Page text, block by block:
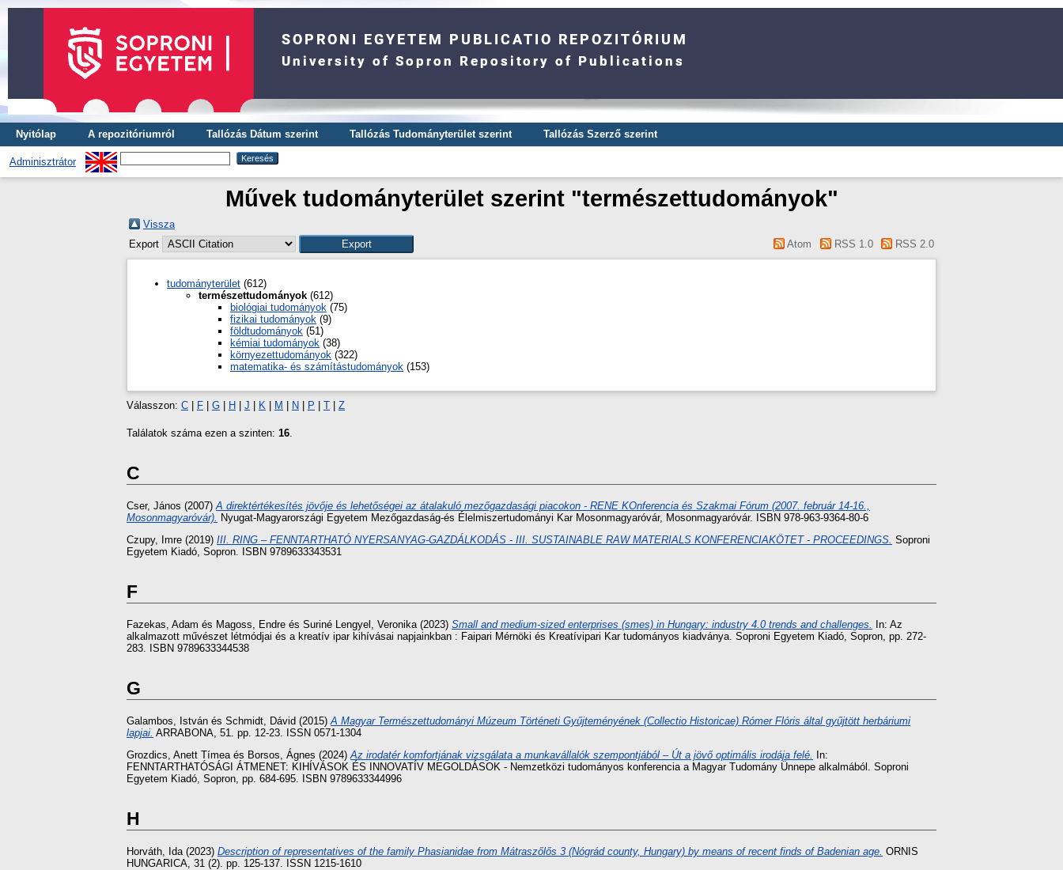
Nyitólap A repozitóriumról Tallózás Dátum szerint Tallózás Tudományterület szerint Tallózás Szerző szerint
Adminisztrátor
Művek tudományterület szerint "természettudományok"
Vissza
Export
Atom RSS 1.0 RSS 2.0
tudományterület (612)
természettudományok (612)
biológiai tudományok (75)
fizikai tudományok (9)
földtudományok (51)
kémiai tudományok (38)
környezettudományok (322)
matematika- és számítástudományok (153)
Válasszon: C | F | G | H | J | K | M | N | P | T | Z
Találatok száma ezen a szinten: 16
C
Cser, János (2007) A direktértékesítés jövője és lehetőségei az átalakuló mezőgazdasági piacokon - RENE KOnferencia és Szakmai Fórum (2007. február 14-16.,
Mosonmagyaróvár). Nyugat-Magyarországi Egyetem Mezőgazdaság-és Élelmiszertudományi Kar Mosonmagyaróvár, Mosonmagyaróvár. ISBN 978-963-9364-80-6
Czupy, Imre (2019) III. RING – FENNTARTHATÓ NYERSANYAG-GAZDÁLKODÁS - III. SUSTAINABLE RAW MATERIALS KONFERENCIAKÖTET - PROCEEDINGS. Soproni
Egyetem Kiadó, Sopron. ISBN 9789633343531
F
Fazekas, Adam és Magoss, Endre és Suriné Lengyel, Veronika (2023) Small and medium-sized enterprises (smes) in Hungary: industry 4.0 trends and challenges.
In: Az
alkalmazott művészet létmódjai és a kreatív ipar kihívásai napjainkban : Faipari Mérnöki és Kreatívipari Kar tudományos kiadványa. Soproni Egyetem Kiadó, Sopron, pp. 272-
283. ISBN 9789633344538
G
Galambos, István és Schmidt, Dávid (2015) A Magyar Természettudományi Múzeum Történeti Gyűjteményének (Collectio Historicae) Rómer Flóris által gyűjtött herbáriumi
lapjai. ARRABONA, 51. pp. 12-23. ISSN 0571-1304
Grozdics, Anett Tímea és Borsos, Ágnes (2024) Az irodatér komfortjának vizsgálata a munkavállalók szempontjából – Út a jövő optimális irodája felé. In:
FENNTARTHATÓSÁGI ÁTMENET: KIHÍVÁSOK ÉS INNOVATÍV MEGOLDÁSOK - Nemzetközi tudományos konferencia a Magyar Tudomány Ünnepe alkalmából. Soproni
Egyetem Kiadó, Sopron, pp. 684-695. ISBN 9789633344996
H
Horváth, Ida (2023) Description of representatives of the family Phasianidae from Mátraszőlős 3 (Nógrád county, Hungary) by means of recent finds of Badenian age. ORNIS
HUNGARICA, 31 (2). pp. 125-137. ISSN 1215-1610